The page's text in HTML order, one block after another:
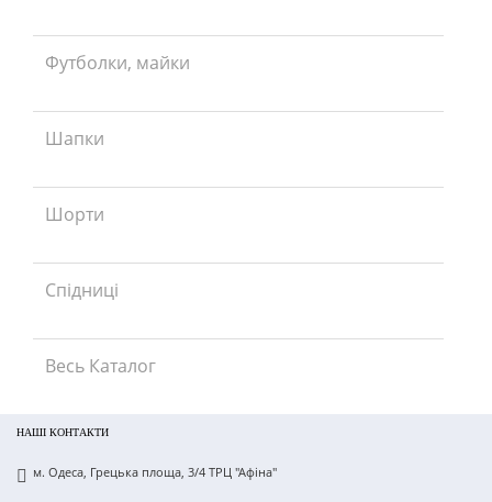
Футболки, майки
Шапки
Шорти
Спідниці
Весь Каталог
НАШІ КОНТАКТИ
м. Одеса, Грецька площа, 3/4 ТРЦ "Афіна"